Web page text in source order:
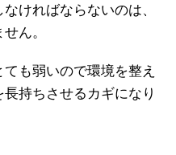
ければならないのは、
ん。
も弱いので環境を整え
持ちさせるカギになり